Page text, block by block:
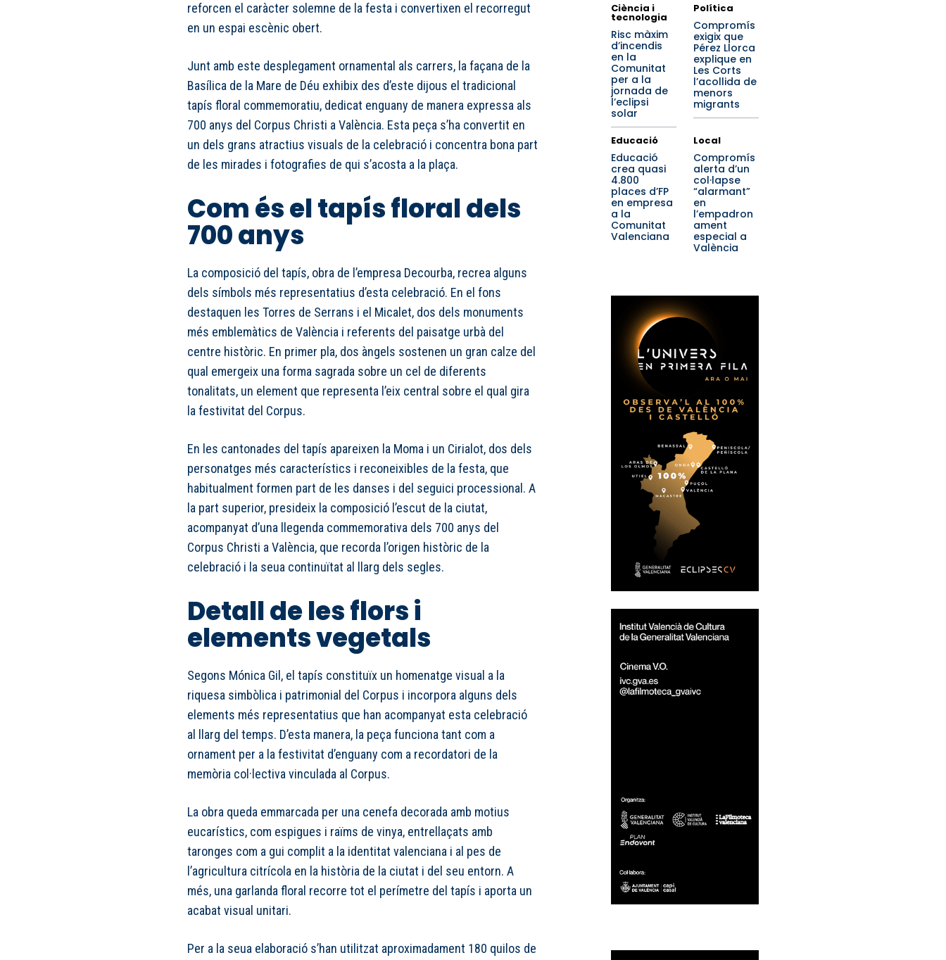
reforcen el caràcter solemne de la festa i convertixen el recorregut
en un espai escènic obert.
Junt amb este desplegament ornamental als carrers, la façana de la
Basílica de la Mare de Déu exhibix des d’este dijous el tradicional
tapís floral commemoratiu, dedicat enguany de manera expressa als
700 anys del Corpus Christi a València. Esta peça s’ha convertit en
un dels grans atractius visuals de la celebració i concentra bona part
de les mirades i fotografies de qui s’acosta a la plaça.
Com és el tapís floral dels
700 anys
La composició del tapís, obra de l’empresa Decourba, recrea alguns
dels símbols més representatius d’esta celebració. En el fons
destaquen les Torres de Serrans i el Micalet, dos dels monuments
més emblemàtics de València i referents del paisatge urbà del
centre històric. En primer pla, dos àngels sostenen un gran calze del
qual emergeix una forma sagrada sobre un cel de diferents
tonalitats, un element que representa l’eix central sobre el qual gira
la festivitat del Corpus.
En les cantonades del tapís apareixen la Moma i un Cirialot, dos dels
personatges més característics i reconeixibles de la festa, que
habitualment formen part de les danses i del seguici processional. A
la part superior, presideix la composició l’escut de la ciutat,
acompanyat d’una llegenda commemorativa dels 700 anys del
Corpus Christi a València, que recorda l’origen històric de la
celebració i la seua continuïtat al llarg dels segles.
Detall de les flors i
elements vegetals
Segons Mónica Gil, el tapís constituïx un homenatge visual a la
riquesa simbòlica i patrimonial del Corpus i incorpora alguns dels
elements més representatius que han acompanyat esta celebració
al llarg del temps. D’esta manera, la peça funciona tant com a
ornament per a la festivitat d’enguany com a recordatori de la
memòria col·lectiva vinculada al Corpus.
La obra queda emmarcada per una cenefa decorada amb motius
eucarístics, com espigues i raïms de vinya, entrellaçats amb
taronges com a gui complit a la identitat valenciana i al pes de
l’agricultura citrícola en la història de la ciutat i del seu entorn. A
més, una garlanda floral recorre tot el perímetre del tapís i aporta un
acabat visual unitari.
Per a la seua elaboració s’han utilitzat aproximadament 180 quilos de
Ciència i
tecnologia
Risc màxim
d’incendis
en la
Comunitat
per a la
jornada de
l’eclipsi
solar
Política
Compromís
exigix que
Pérez Llorca
explique en
Les Corts
l’acollida de
menors
migrants
Educació
Educació
crea quasi
4.800
places d’FP
en empresa
a la
Comunitat
Valenciana
Local
Compromís
alerta d’un
col·lapse
“alarmant”
en
l’empadron
ament
especial a
València